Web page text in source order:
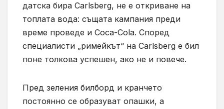
датска бира Carlsberg, не е откриване на
топлата вода: същата кампания преди
време проведе и Coca-Cola. Според
специалисти „римейкът“ на Carlsberg е бил
поне толкова успешен, ако не и повече.
Пред зеления билборд и кранчето
постоянно се образуват опашки, а